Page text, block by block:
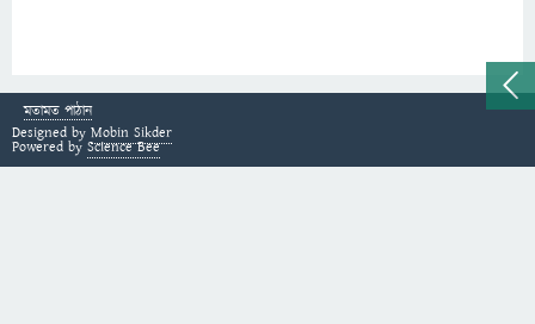
মতামত পাঠান
Designed by Mobin Sikder
Powered by Science Bee